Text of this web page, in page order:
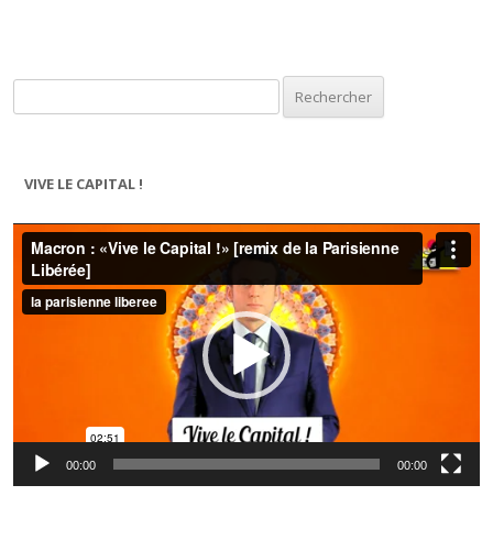
VIVE LE CAPITAL !
Lecteur
vidéo
00:00 00:00